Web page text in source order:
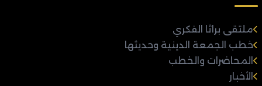
ملتقى براثا الفكري
خطب الجمعة الدينية وحديثها
المحاضرات والخطب
الأخبار